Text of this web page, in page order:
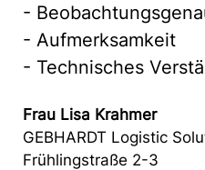
-
- Aufmerksamkeit
- Technisches
Frau Lisa Krahmer
GEBHARDT Logistic
Frühlingstraße 2-3